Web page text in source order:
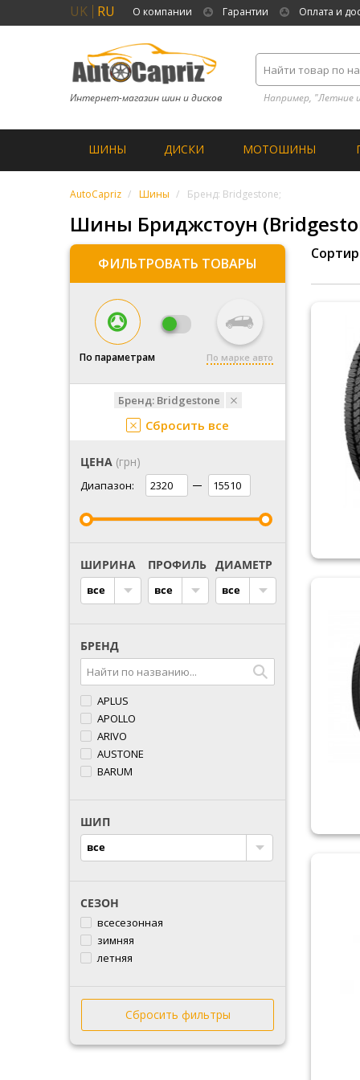
UK RU О компании Гарантии Оплата и
Интернет-магазин шин и дисков Например, "Летние
ШИНЫ ДИСКИ МОТОШИНЫ
AutoCapriz Шины Бренд: Bridgestone;
Шины Бриджстоун
ФИЛЬТРОВАТЬ ТОВАРЫ
По параметрам По марке авто
Бренд: Bridgestone
Сбросить все
ЦЕНА (грн)
Диапазон:
ШИРИНА
все
ПРОФИЛЬ
все
ДИАМЕТР
все
БРЕНД
APLUS
APOLLO
ARIVO
AUSTONE
BARUM
BRIDGESTONE
CACHLAND
COMFORSER
DEBICA
DOUBLESTAR
DOVROAD
DURUN
ESTRADA
ШИП
все
СЕЗОН
всесезонная
зимняя
летняя
Сбросить фильтры